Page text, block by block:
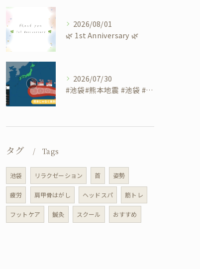
2026/08/01
​🌿 1st Anniversary 🌿
2026/07/30
#池袋#熊本地震 #池袋 #リラクゼーションサロンsheep
タグ Tags
池袋 リラクゼーション 首 姿勢
疲労 肩甲骨はがし ヘッドスパ 筋トレ
フットケア 鍼灸 スクール おすすめ